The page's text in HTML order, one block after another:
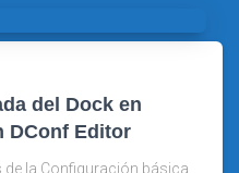
del Dock en
DConf Editor
la Configuración básica